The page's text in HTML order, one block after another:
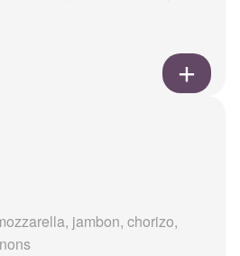
jambon, chorizo,